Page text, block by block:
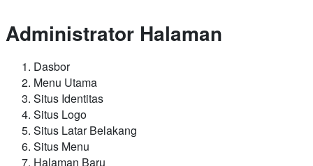
Administrator Halaman
Dasbor
Menu Utama
Situs Identitas
Situs Logo
Situs Latar Belakang
Situs Menu
Halaman Baru